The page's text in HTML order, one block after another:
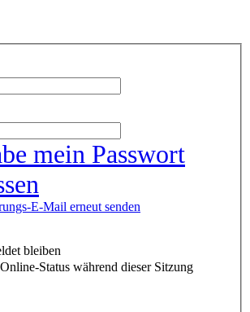
mein Passwort
E-Mail erneut senden
bleiben
Status während dieser Sitzung